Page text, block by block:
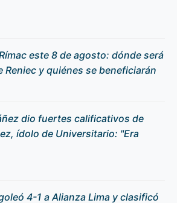
este 8 de agosto: dónde será
Reniec y quiénes se beneficiarán
dio fuertes calificativos de
ídolo de Universitario: "Era
4-1 a Alianza Lima y clasificó